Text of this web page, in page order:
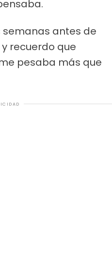
semanas antes de
recuerdo que
pesaba más que